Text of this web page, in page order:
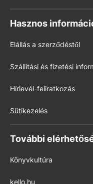
Hasznos
Elállás a szerződéstől
Szállítási és fizetési
Hírlevél-feliratkozás
Sütikezelés
További
Könyvkultúra
kello.hu